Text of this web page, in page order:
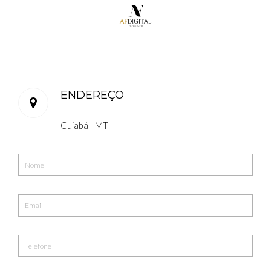
ENDEREÇO
Cuiabá - MT